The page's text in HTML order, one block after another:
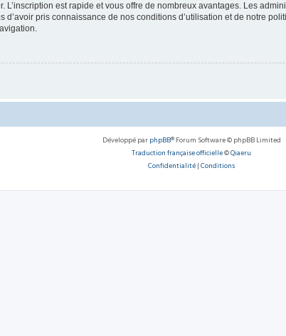
L’inscription est rapide et vous offre de nombreux avantages. Les
d’avoir pris connaissance de nos conditions d’utilisation et de notre
Développé par phpBB® Forum Software © phpBB Limited
Traduction française officielle©Qiaeru
Confidentialité | Conditions